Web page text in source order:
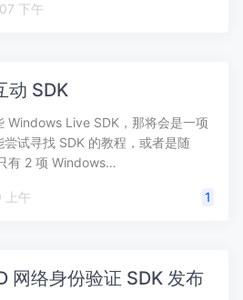
10 月 16 日, 2:07 下午
动 SDK
Windows Live SDK，那将会是一项
试寻找 SDK 的教程，或者是随
有 2 项 Windows…
日, 9:59 上午 1
网络身份验证 SDK 发布